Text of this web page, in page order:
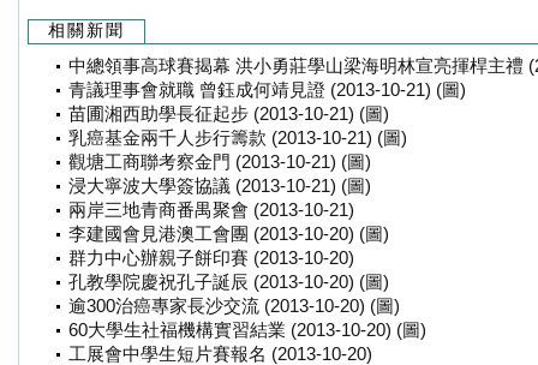
相關新聞
中總領事高球賽揭幕 洪小勇莊學山梁海明林宣亮揮桿主禮
青議理事會就職 曾鈺成何靖見證 (2013-10-21) (圖)
苗圃湘西助學長征起步 (2013-10-21) (圖)
乳癌基金兩千人步行籌款 (2013-10-21) (圖)
觀塘工商聯考察金門 (2013-10-21) (圖)
浸大寧波大學簽協議 (2013-10-21) (圖)
兩岸三地青商番禺聚會 (2013-10-21)
李建國會見港澳工會團 (2013-10-20) (圖)
群力中心辦親子餅印賽 (2013-10-20)
孔教學院慶祝孔子誕辰 (2013-10-20) (圖)
逾300治癌專家長沙交流 (2013-10-20) (圖)
60大學生社福機構實習結業 (2013-10-20) (圖)
工展會中學生短片賽報名 (2013-10-20)